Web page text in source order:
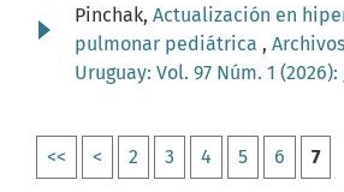
Pinchak, Actualización en
pulmonar pediátrica ,
Uruguay: Vol. 97 Núm. 1 (2026):
<< < 2 3 4 5 6 7